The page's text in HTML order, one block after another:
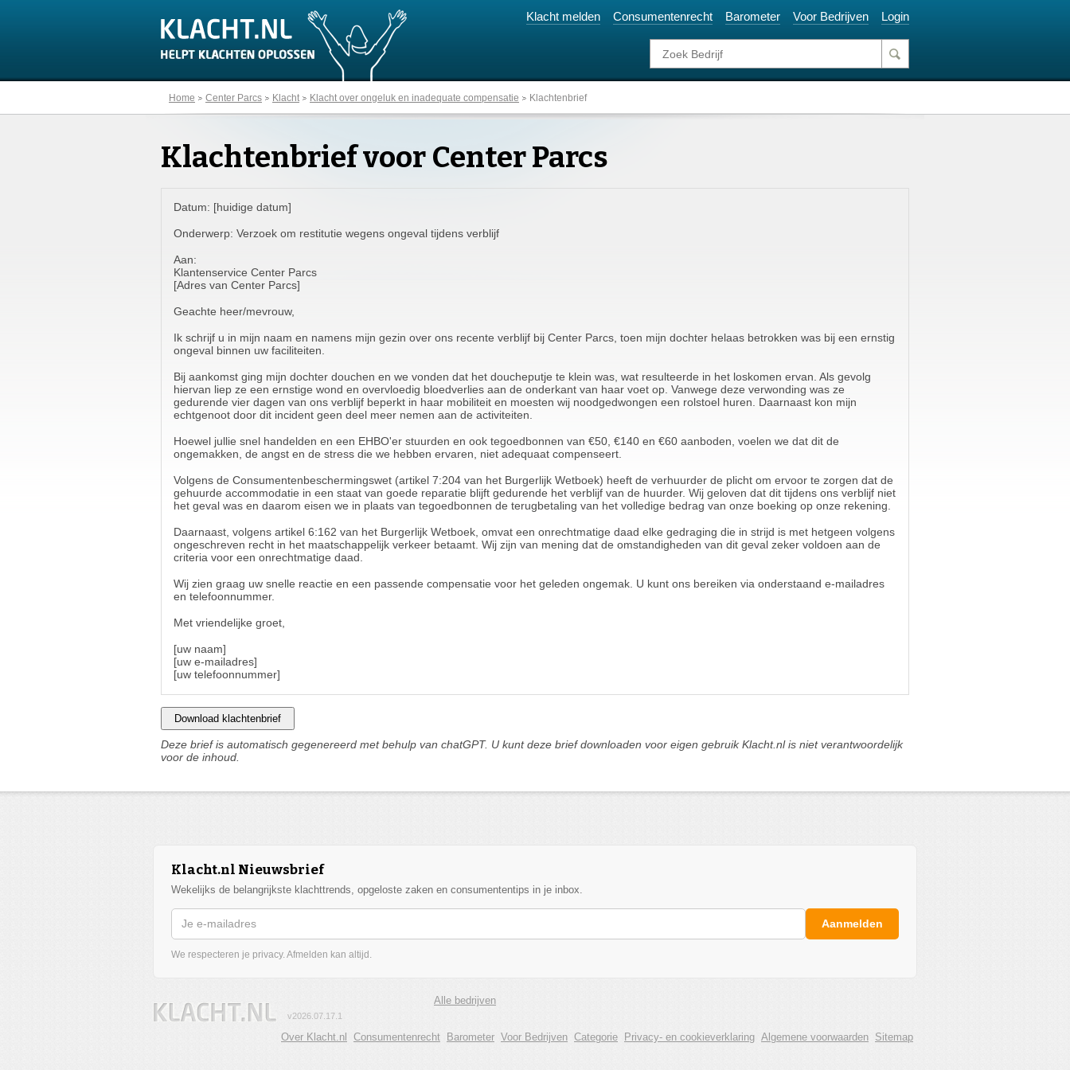
Klacht melden Consumentenrecht Barometer Voor Bedrijven Login
Home Center Parcs Klacht Klacht over ongeluk en inadequate compensatie Klachtenbrief
Klachtenbrief voor Center Parcs
Datum: [huidige datum]
Onderwerp: Verzoek om restitutie wegens ongeval tijdens verblijf
Aan:
Klantenservice Center Parcs
[Adres van Center Parcs]
Geachte heer/mevrouw,
Ik schrijf u in mijn naam en namens mijn gezin over ons recente verblijf bij Center Parcs, toen mijn dochter helaas betrokken was bij een ernstig
ongeval binnen uw faciliteiten.
Bij aankomst ging mijn dochter douchen en we vonden dat het doucheputje te klein was, wat resulteerde in het loskomen ervan. Als gevolg
hiervan liep ze een ernstige wond en overvloedig bloedverlies aan de onderkant van haar voet op. Vanwege deze verwonding was ze
gedurende vier dagen van ons verblijf beperkt in haar mobiliteit en moesten wij noodgedwongen een rolstoel huren. Daarnaast kon mijn
echtgenoot door dit incident geen deel meer nemen aan de activiteiten.
Hoewel jullie snel handelden en een EHBO'er stuurden en ook tegoedbonnen van €50, €140 en €60 aanboden, voelen we dat dit de
ongemakken, de angst en de stress die we hebben ervaren, niet adequaat compenseert.
Volgens de Consumentenbeschermingswet (artikel 7:204 van het Burgerlijk Wetboek) heeft de verhuurder de plicht om ervoor te zorgen dat de
gehuurde accommodatie in een staat van goede reparatie blijft gedurende het verblijf van de huurder. Wij geloven dat dit tijdens ons verblijf niet
het geval was en daarom eisen we in plaats van tegoedbonnen de terugbetaling van het volledige bedrag van onze boeking op onze rekening.
Daarnaast, volgens artikel 6:162 van het Burgerlijk Wetboek, omvat een onrechtmatige daad elke gedraging die in strijd is met hetgeen volgens
ongeschreven recht in het maatschappelijk verkeer betaamt. Wij zijn van mening dat de omstandigheden van dit geval zeker voldoen aan de
criteria voor een onrechtmatige daad.
Wij zien graag uw snelle reactie en een passende compensatie voor het geleden ongemak. U kunt ons bereiken via onderstaand e-mailadres
en telefoonnummer.
Met vriendelijke groet,
[uw naam]
[uw e-mailadres]
[uw telefoonnummer]
Download klachtenbrief
Deze brief is automatisch gegenereerd met behulp van chatGPT. U kunt deze brief downloaden voor eigen gebruik Klacht.nl is niet verantwoordelijk
voor de inhoud.
Klacht.nl Nieuwsbrief
Wekelijks de belangrijkste klachttrends, opgeloste zaken en consumententips in je inbox.
Aanmelden
We respecteren je privacy. Afmelden kan altijd.
Alle bedrijven
v2026.07.17.1
Over Klacht.nl Consumentenrecht Barometer Voor Bedrijven Categorie Privacy- en cookieverklaring Algemene voorwaarden Sitemap